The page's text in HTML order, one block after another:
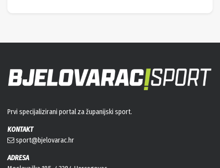
Prvi specijalizirani portal za županijski sport.
KONTAKT
sport@bjelovarac.hr
ADRESA